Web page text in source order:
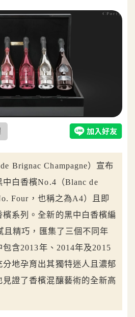
Brignac Champagne）宣布
白香檳No.4（Blanc de
Four，也稱之為A4）且即
檳系列。全新的黑中白香檳編
且精巧，匯集了三個不同年
含2013年、2014年及2015
地孕育出其獨特迷人且濃郁
證了香檳混釀藝術的全新高